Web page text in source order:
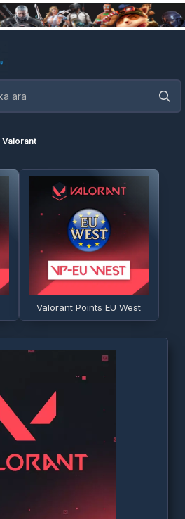
Valorant
Valorant Points EU West